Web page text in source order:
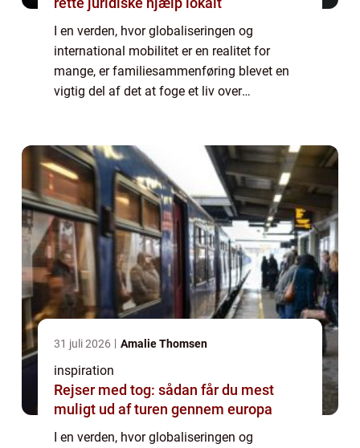
I en verden, hvor globaliseringen og
international mobilitet er en realitet for
mange, er familiesammenføring blevet en
vigtig del af det at foge et liv over
familie, der ...
31 juli 2026 Amalie Thomsen
inspiration
Rejser med tog: sådan får du mest
muligt ud af turen gennem europa
I en verden, hvor globaliseringen og